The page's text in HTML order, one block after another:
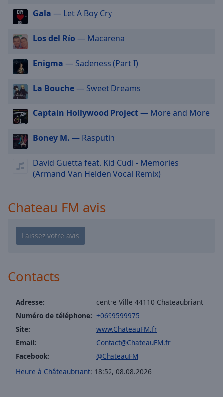
in-
Picture
Fullscreen
This
modal
window.
Beginning
dialog
window.
the
Opacity
Color
Opacity
Gala — Let A Boy Cry
Los del Río — Macarena
Enigma — Sadeness (Part I)
La Bouche— Sweet Dreams
Captain Hollywood Project— More and More
Boney M. — Rasputin
David Guetta feat. Kid Cudi - Memories
(Armand Van Helden Vocal Remix)
Chateau FM avis
Contacts
Adresse:
centre Ville 44110 Chateaubriant
Numéro de téléphone: +0699599975
Site:
www.ChateauFM.fr
Email:
Contact@ChateauFM.fr
Facebook:
@ChateauFM
Heure à Châteaubriant: 18:52, 08.08.2026